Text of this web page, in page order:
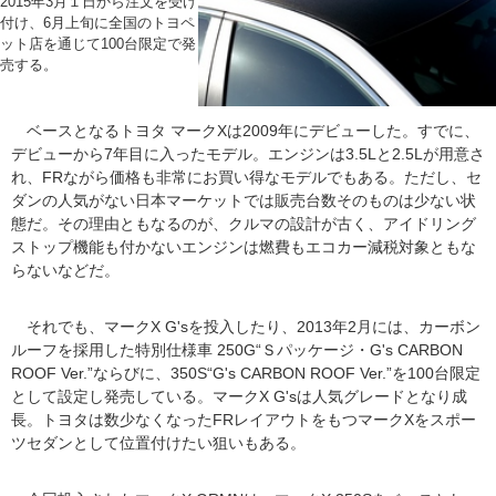
付け、6月上旬に全国のトヨペ
ット店を通じて100台限定で発
売する。
ベースとなるトヨタ マークXは2009年にデビューした。すでに、
デビューから7年目に入ったモデル。エンジンは3.5Lと2.5Lが用意さ
れ、FRながら価格も非常にお買い得なモデルでもある。ただし、セ
ダンの人気がない日本マーケットでは販売台数そのものは少ない状
態だ。その理由ともなるのが、クルマの設計が古く、アイドリング
ストップ機能も付かないエンジンは燃費もエコカー減税対象ともな
らないなどだ。
それでも、マークX G'sを投入したり、2013年2月には、カーボン
ルーフを採用した特別仕様車 250G“Ｓパッケージ・G's CARBON
ROOF Ver.”ならびに、350S“G's CARBON ROOF Ver.”を100台限定
として設定し発売している。マークX G'sは人気グレードとなり成
長。トヨタは数少なくなったFRレイアウトをもつマークXをスポー
ツセダンとして位置付けたい狙いもある。